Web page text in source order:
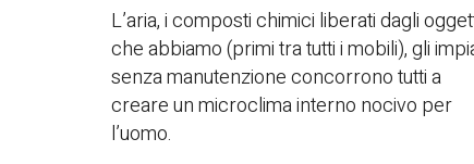
L’aria, i composti chimici liberati dagli
che abbiamo (primi tra tutti i mobili), gli
senza manutenzione concorrono tutti a
creare un microclima interno nocivo per
l’uomo.